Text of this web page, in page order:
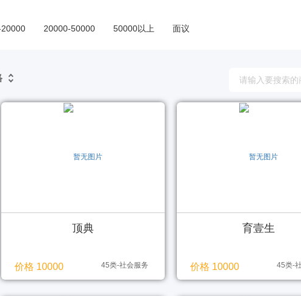
20000-50000 50000以上 面议
顶典
价格 10000 45类-社会服务
育壹生
价格 10000 45类-